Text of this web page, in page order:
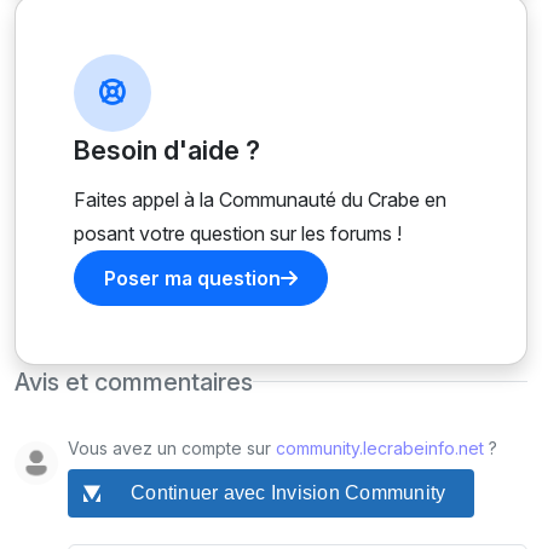
Besoin d'aide ?
Faites appel à la Communauté du Crabe en
posant votre question sur les forums !
Poser ma question
Avis et commentaires
Vous avez un compte sur community.lecrabeinfo.net ?
Continuer avec Invision Community